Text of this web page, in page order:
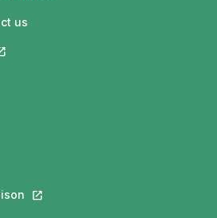
open in a new tab.
in a new tab.
will open in a new tab.
us
link will open in a new tab.
a new tab.
This link will open in a new tab.